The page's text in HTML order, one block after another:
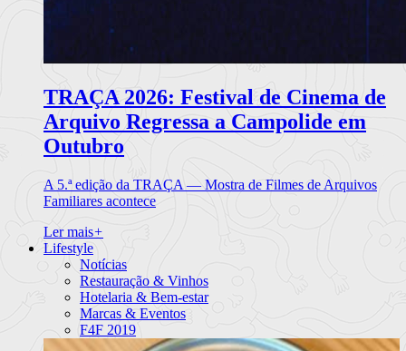
TRAÇA 2026: Festival de Cinema de
Arquivo Regressa a Campolide em
Outubro
A 5.ª edição da TRAÇA — Mostra de Filmes de Arquivos
Familiares acontece
Ler mais+
Lifestyle
Notícias
Restauração & Vinhos
Hotelaria & Bem-estar
Marcas & Eventos
F4F 2019